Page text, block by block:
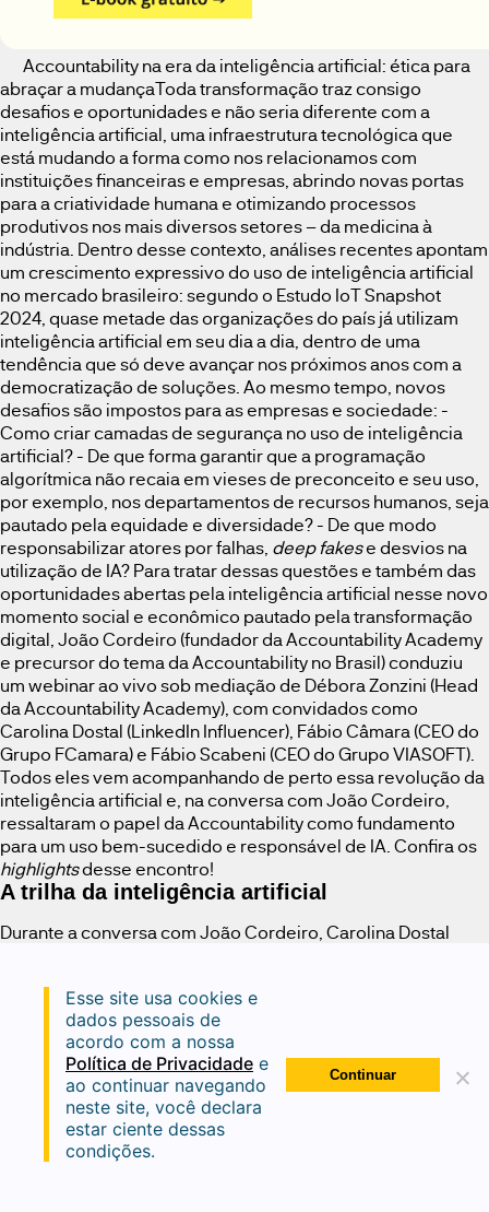
Accountability na era da inteligência artificial: ética para
abraçar a mudançaToda transformação traz consigo
desafios e oportunidades e não seria diferente com a
inteligência artificial, uma infraestrutura tecnológica que
está mudando a forma como nos relacionamos com
instituições financeiras e empresas, abrindo novas portas
para a criatividade humana e otimizando processos
produtivos nos mais diversos setores – da medicina à
indústria. Dentro desse contexto, análises recentes apontam
um crescimento expressivo do uso de inteligência artificial
no mercado brasileiro: segundo o Estudo IoT Snapshot
2024, quase metade das organizações do país já utilizam
inteligência artificial em seu dia a dia, dentro de uma
tendência que só deve avançar nos próximos anos com a
democratização de soluções. Ao mesmo tempo, novos
desafios são impostos para as empresas e sociedade: -
Como criar camadas de segurança no uso de inteligência
artificial? - De que forma garantir que a programação
algorítmica não recaia em vieses de preconceito e seu uso,
por exemplo, nos departamentos de recursos humanos, seja
pautado pela equidade e diversidade? - De que modo
responsabilizar atores por falhas, deep fakese desvios na
utilização de IA? Para tratar dessas questões e também das
oportunidades abertas pela inteligência artificial nesse novo
momento social e econômico pautado pela transformação
digital, João Cordeiro (fundador da Accountability Academy
e precursor do tema da Accountability no Brasil) conduziu
um webinar ao vivo sob mediação de Débora Zonzini (Head
da Accountability Academy), com convidados como
Carolina Dostal (LinkedIn Influencer), Fábio Câmara (CEO do
Grupo FCamara) e Fábio Scabeni (CEO do Grupo VIASOFT).
Todos eles vem acompanhando de perto essa revolução da
inteligência artificial e, na conversa com João Cordeiro,
ressaltaram o papel da Accountability como fundamento
para um uso bem-sucedido e responsável de IA. Confira os
highlightsdesse encontro!
A trilha da inteligência artificial
Durante a conversa com João Cordeiro, Carolina Dostal
mercado e na sociedade. A especialista em inovação,
investidora e palestrante, que participou recentemente do
South by Southwest (SXSW) –um dos principais eventos de
mídia, cinema e tecnologia do mundo que ocorre desde
1987 em Austin, nos Estados Unidos –, dividiu que, ao longo
da conferência que contou com mais de 3 mil palestras, a
inteligência artificial e sua influência, por exemplo, nos
campos da biotecnologia e dos ecossistemas conectados,
Esse site usa cookies e
dados pessoais de
acordo com a nossa
Política de Privacidade e
ao continuar navegando
neste site, você declara
estar ciente dessas
condições.
Continuar